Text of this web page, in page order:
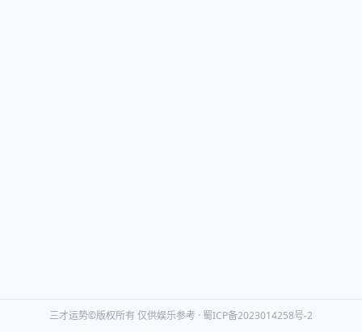
三才运势©版权所有 仅供娱乐参考 · 蜀ICP备2023014258号-2